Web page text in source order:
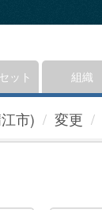
ット 組織
市) 変更